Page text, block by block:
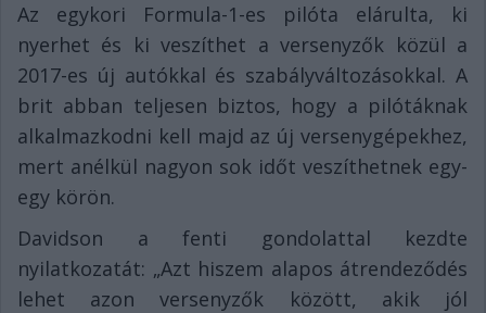
Az egykori Formula-1-es pilóta elárulta, ki
nyerhet és ki veszíthet a versenyzők közül a
2017-es új autókkal és szabályváltozásokkal. A
brit abban teljesen biztos, hogy a pilótáknak
alkalmazkodni kell majd az új versenygépekhez,
mert anélkül nagyon sok időt veszíthetnek egy-
egy körön.
Davidson a fenti gondolattal kezdte
nyilatkozatát: „Azt hiszem alapos átrendeződés
lehet azon versenyzők között, akik jól